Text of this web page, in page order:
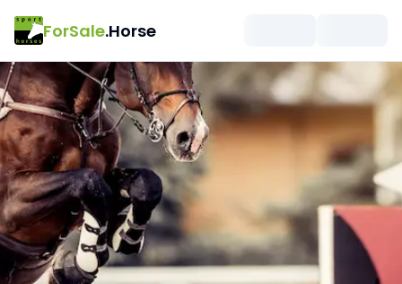
ForSale.Horse